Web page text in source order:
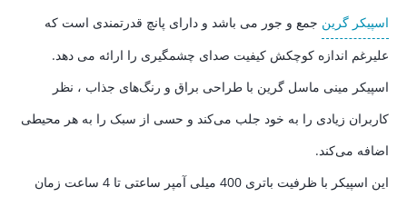
اسپیکر گرین جمع و جور می باشد و دارای پانچ قدرتمندی است که
علیرغم اندازه کوچکش کیفیت صدای چشمگیری را ارائه می دهد.
اسپیکر مینی ماسل گرین با طراحی براق و رنگ‌های جذاب ، نظر
کاربران زیادی را به خود جلب می‌کند و حسی از سبک را به هر محیطی
اضافه می‌کند.
این اسپیکر با ظرفیت باتری 400 میلی آمپر ساعتی تا 4 ساعت زمان